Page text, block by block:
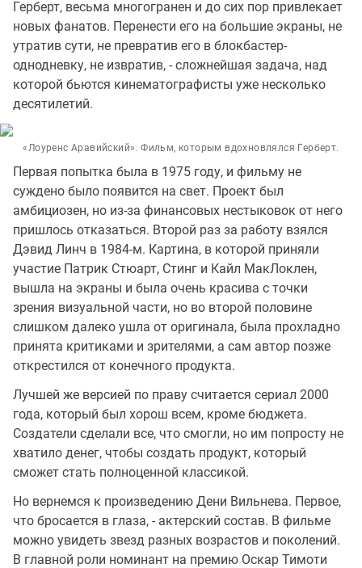
Герберт, весьма многогранен и до сих пор привлекает
новых фанатов. Перенести его на большие экраны, не
утратив сути, не превратив его в блокбастер-
однодневку, не извратив, - сложнейшая задача, над
которой бьются кинематографисты уже несколько
десятилетий.
«Лоуренс Аравийский». Фильм, которым вдохновлялся Герберт.
Первая попытка была в 1975 году, и фильму не
суждено было появится на свет. Проект был
амбициозен, но из-за финансовых нестыковок от него
пришлось отказаться. Второй раз за работу взялся
Дэвид Линч в 1984-м. Картина, в которой приняли
участие Патрик Стюарт, Стинг и Кайл МакЛоклен,
вышла на экраны и была очень красива с точки
зрения визуальной части, но во второй половине
слишком далеко ушла от оригинала, была прохладно
принята критиками и зрителями, а сам автор позже
открестился от конечного продукта.
Лучшей же версией по праву считается сериал 2000
года, который был хорош всем, кроме бюджета.
Создатели сделали все, что смогли, но им попросту не
хватило денег, чтобы создать продукт, который
сможет стать полноценной классикой.
Но вернемся к произведению Дени Вильнева. Первое,
что бросается в глаза, - актерский состав. В фильме
можно увидеть звезд разных возрастов и поколений.
В главной роли номинант на премию Оскар Тимоти